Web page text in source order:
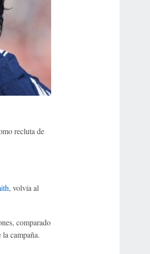
recluta de
, volvía al
comparado
campaña.